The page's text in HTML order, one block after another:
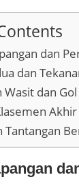
n
r
s
t
a
dan
dan
Wasit dan
Akhir
Tantangan